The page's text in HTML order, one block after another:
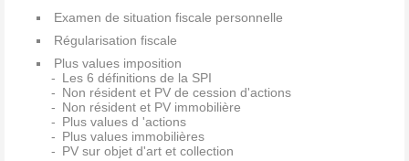
Examen de situation fiscale personnelle
Régularisation fiscale
Plus values imposition
Les 6 définitions de la SPI
Non résident et PV de cession d'actions
Non résident et PV immobilière
Plus values d 'actions
Plus values immobilières
PV sur objet d'art et collection